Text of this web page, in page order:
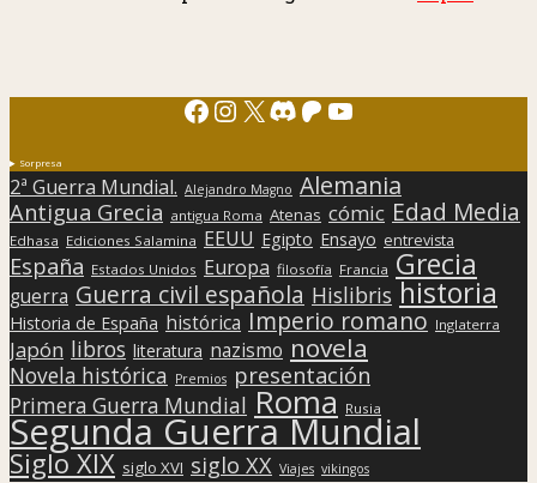
Facebook
Instagram
X Discord
Patreon
YouTube
Sorpresa
2ª Guerra Mundial. Alejandro Magno Alemania
Antigua Grecia antigua Roma Atenas cómic Edad Media
Edhasa Ediciones Salamina EEUU Egipto Ensayo entrevista
España Estados Unidos Europa filosofía Francia Grecia
guerra Guerra civil española Hislibris historia
Historia de España histórica Imperio romano Inglaterra
Japón libros literatura nazismo novela
Novela histórica Premios presentación
Primera Guerra Mundial Roma Rusia
Segunda Guerra Mundial
Siglo XIX siglo XVI siglo XX Viajes vikingos